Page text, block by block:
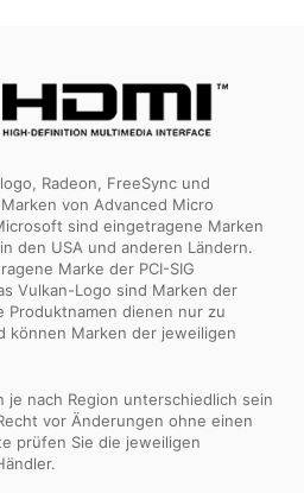
Radeon, FreeSync und
von Advanced Micro
sind eingetragene Marken
den USA und anderen Ländern.
Marke der PCI-SIG
Vulkan-Logo sind Marken der
Produktnamen dienen nur zu
können Marken der jeweiligen
je nach Region unterschiedlich sein
vor Änderungen ohne einen
prüfen Sie die jeweiligen